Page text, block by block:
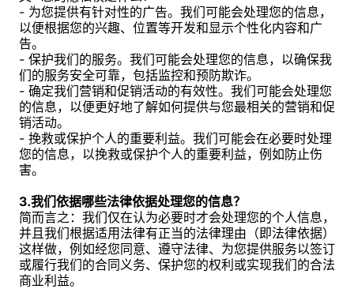
- 为您提供有针对性的广告。我们可能会处理您的信息，
以便根据您的兴趣、位置等开发和显示个性化内容和广
告。
- 保护我们的服务。我们可能会处理您的信息，以确保我
们的服务安全可靠，包括监控和预防欺诈。
- 确定我们营销和促销活动的有效性。我们可能会处理您
的信息，以便更好地了解如何提供与您最相关的营销和促
销活动。
- 挽救或保护个人的重要利益。我们可能会在必要时处理
您的信息，以挽救或保护个人的重要利益，例如防止伤
害。
3.我们依据哪些法律依据处理您的信息？
简而言之：我们仅在认为必要时才会处理您的个人信息，
并且我们根据适用法律有正当的法律理由（即法律依据）
这样做，例如经您同意、遵守法律、为您提供服务以签订
或履行我们的合同义务、保护您的权利或实现我们的合法
商业利益。